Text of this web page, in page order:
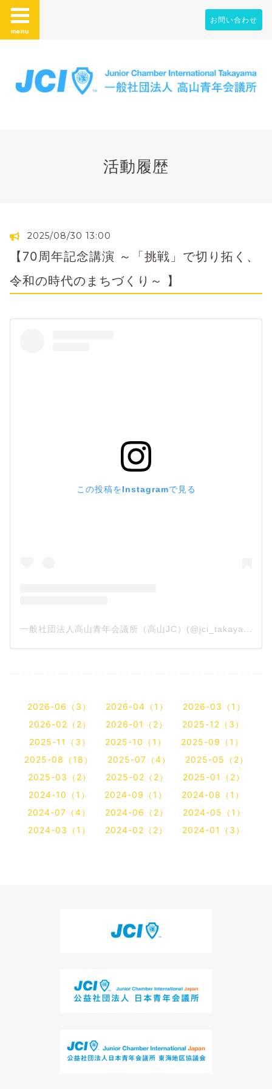
menu
お問い合わせ
活動履歴
2025/08/30 13:00
【70周年記念講演 ～「挑戦」で切り拓く、
令和の時代のまちづくり～ 】
この投稿をInstagramで見る
2026-06（3） 2026-04（1）
2026-03（1）
2026-02（2）
2026-01（2）
2025-12（3）
2025-11（3）
2025-10（1）
2025-09（1）
2025-08（18）
2025-07（4）
2025-05（2）
2025-03（2）
2025-02（2）
2025-01（2）
2024-10（1）
2024-09（1）
2024-08（1）
2024-07（4）
2024-06（2）
2024-05（1）
2024-03（1）
2024-02（2） 2024-01（3）